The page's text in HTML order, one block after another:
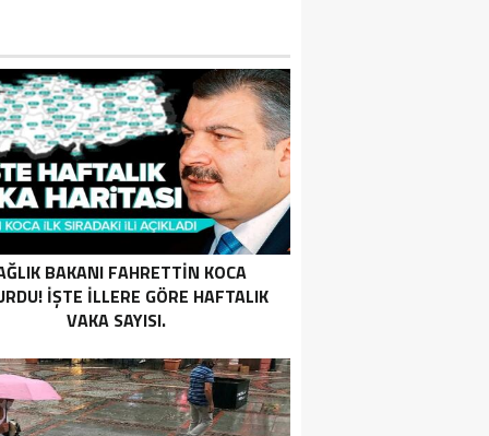
BAKANI FAHRETTIN KOCA
İŞTE ILLERE GÖRE HAFTALIK
VAKA SAYISI.